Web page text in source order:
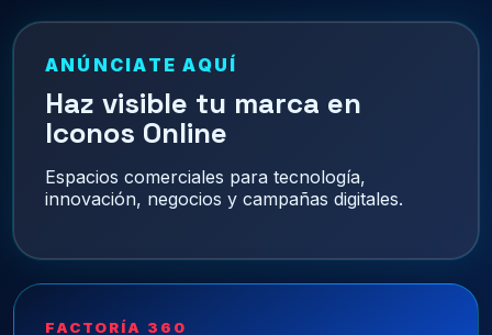
ANÚNCIATE AQUÍ
Haz visible tu marca en
Iconos Online
Espacios comerciales para tecnología,
innovación, negocios y campañas digitales.
FACTORÍA 360